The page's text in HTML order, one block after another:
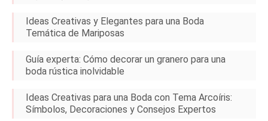
Ideas Creativas y Elegantes para una Boda
Temática de Mariposas
Guía experta: Cómo decorar un granero para una
boda rústica inolvidable
Ideas Creativas para una Boda con Tema Arcoíris:
Símbolos, Decoraciones y Consejos Expertos